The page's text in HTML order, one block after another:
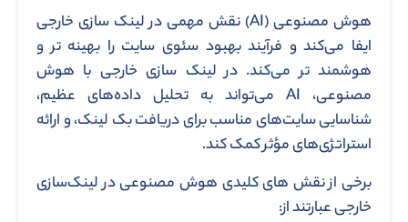
هوش مصنوعی (AI) نقش مهمی در لینک ‌سازی خارجی
ایفا می‌کند و فرآیند بهبود سئوی سایت‌ را بهینه ‌تر و
هوشمند تر می‌کند. در لینک ‌سازی خارجی با هوش
مصنوعی، AI می‌تواند به تحلیل داده‌های عظیم،
شناسایی سایت‌های مناسب برای دریافت بک ‌لینک، و ارائه
استراتژی‌های مؤثر کمک کند.
برخی از نقش‌ های کلیدی هوش مصنوعی در لینک‌سازی
خارجی عبارتند از: